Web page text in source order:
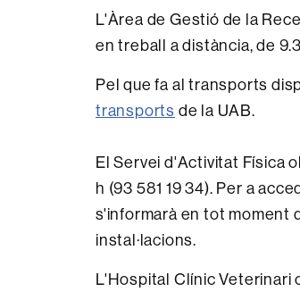
L'Àrea de Gestió de la
en treball a distància, de
Pel que fa al transports
transports de la UAB.
El Servei d'Activitat Física
h (93 581 19 34). Per a
s'informarà en tot moment
instal·lacions.
L'Hospital Clínic Veterinari